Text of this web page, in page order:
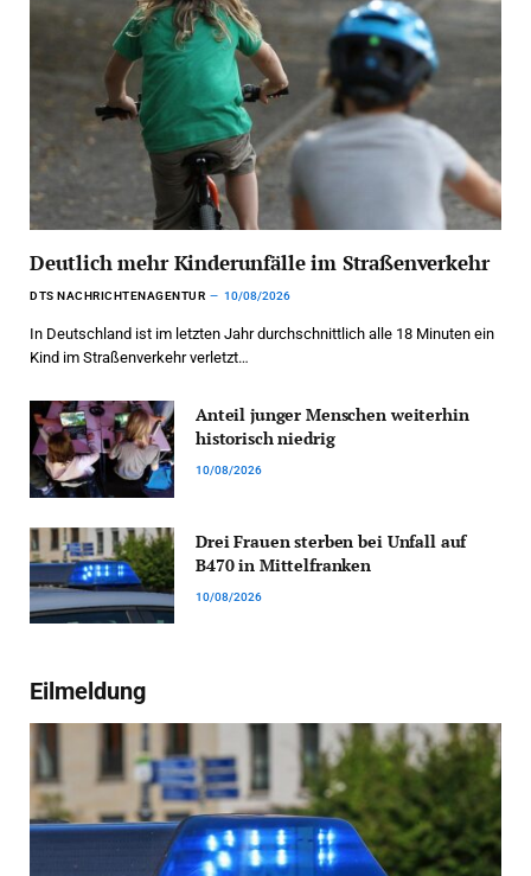
Deutlich mehr Kinderunfälle im Straßenverkehr
DTS NACHRICHTENAGENTUR 10/08/2026
In Deutschland ist im letzten Jahr durchschnittlich alle 18 Minuten ein
Kind im Straßenverkehr verletzt…
Anteil junger Menschen weiterhin
historisch niedrig
10/08/2026
Drei Frauen sterben bei Unfall auf
B470 in Mittelfranken
10/08/2026
Eilmeldung